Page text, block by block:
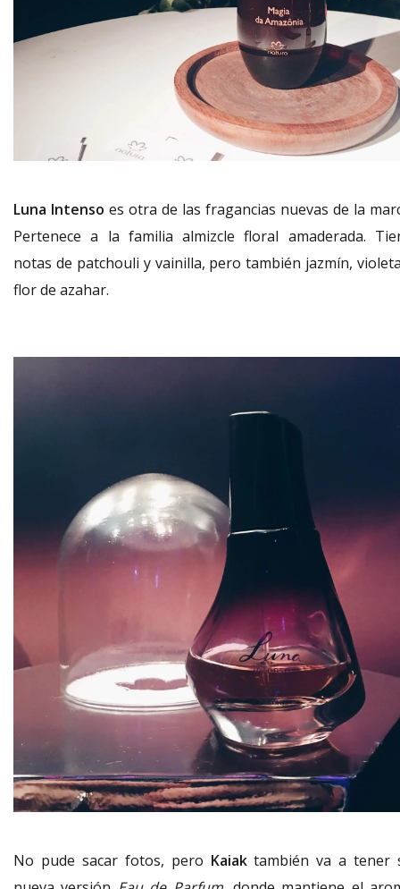
Luna Intenso es otra de las fragancias nuevas de la
Pertenece a la familia almizcle floral amaderada.
notas de patchouli y vainilla, pero también jazmín,
flor de azahar.
No pude sacar fotos, pero Kaiaktambién va a tener